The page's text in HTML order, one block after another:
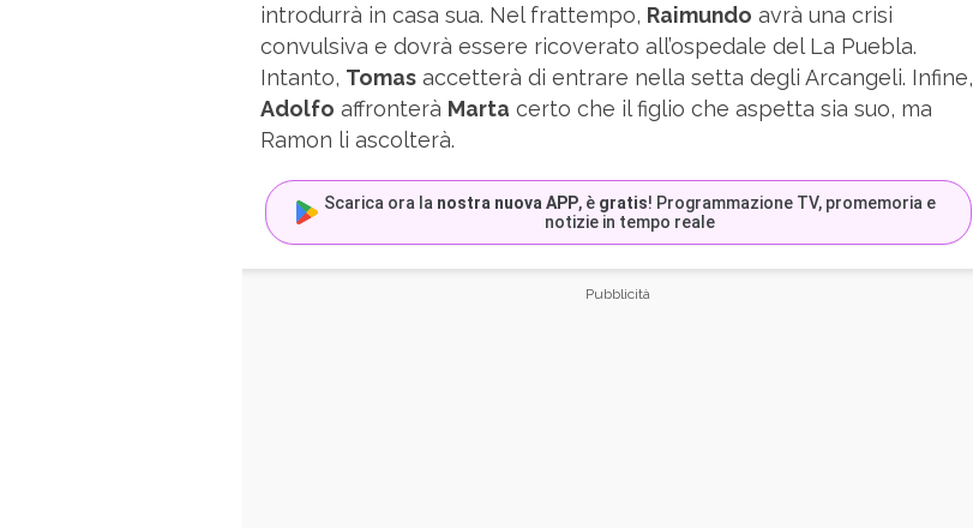
introdurrà in casa sua. Nel frattempo, Raimundo avrà una crisi
convulsiva e dovrà essere ricoverato all’ospedale del La Puebla.
Intanto, Tomas accetterà di entrare nella setta degli Arcangeli. Infine,
Adolfo affronterà Marta certo che il figlio che aspetta sia suo, ma
Ramon li ascolterà.
Scarica ora la nostra nuova APP, è gratis! Programmazione TV, promemoria e
notizie in tempo reale